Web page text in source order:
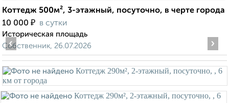
Коттедж 500м², 3-этажный, посуточно, в черте города
10 000 ₽ в сутки
Историческая площадь
Собственник, 26.07.2026
‹ ›